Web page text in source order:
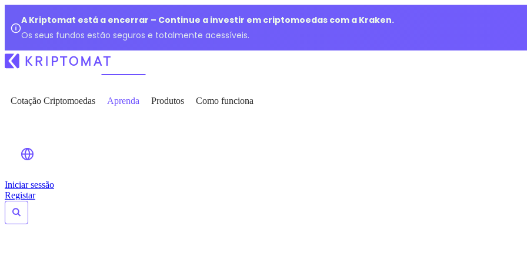
A Kriptomat está a encerrar – Continue a investir em criptomoedas com a Kraken.
Os seus fundos estão seguros e totalmente acessíveis.
Cotação Criptomoedas Aprenda Produtos Como funciona
Iniciar sessão
Registar